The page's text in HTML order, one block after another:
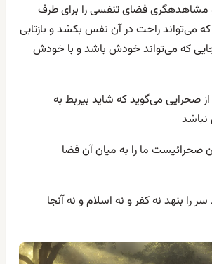
مشاهدهگری فضای تنفسی را برای طرف
می‌تواند راحت در آن نفس بکشد و بازتابی
جایی که می‌تواند خودش باشد و با خودش
از صحرایی می‌گوید که شاید بیربط به
صحرائیست ما را به میان آن فضا
را بنهد نه کفر و نه اسلام و نه آنجا